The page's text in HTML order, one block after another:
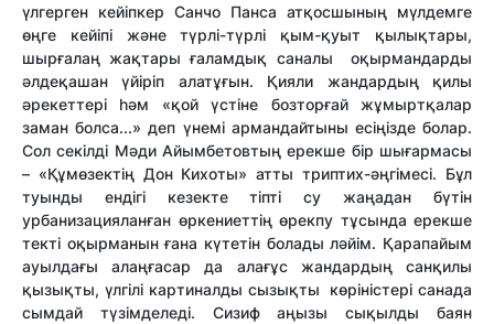
үлгерген кейіпкер Санчо Панса атқосшының мүлдемге
өңге кейіпі және түрлі-түрлі қым-қуыт қылықтары,
шырғалаң жақтары ғаламдық саналы оқырмандарды
әлдеқашан үйіріп алатұғын. Қияли жандардың қилы
әрекеттері һәм «қой үстіне бозторғай жұмыртқалар
заман болса...» деп үнемі армандайтыны есіңізде болар.
Сол секілді Мәди Айымбетовтың ерекше бір шығармасы
– «Құмөзектің Дон Кихоты» атты триптих-әңгімесі. Бұл
туынды ендігі кезекте тіпті су жаңадан бүтін
урбанизацияланған өркениеттің өрекпу тұсында ерекше
текті оқырманын ғана күтетін болады ләйім. Қарапайым
ауылдағы алаңғасар да алағұс жандардың санқилы
қызықты, үлгілі картиналды сызықты көріністері санада
сымдай түзімделеді. Сизиф аңызы сықылды баян